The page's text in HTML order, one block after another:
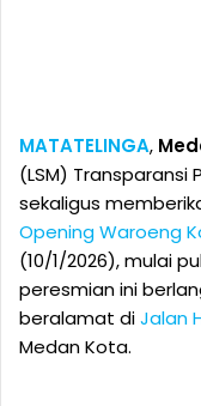
MATATELINGA,
(LSM) Transparansi
sekaligus
OpeningWaroeng
(10/1/2026), mulai
peresmian ini
beralamat diJalan
Medan Kota.